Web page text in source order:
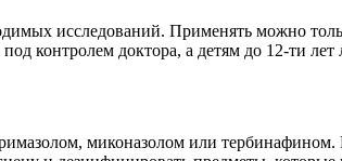
исследований. Применять можно
контролем доктора, а детям до 12-ти лет
миконазолом или тербинафином.